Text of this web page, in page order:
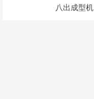
八出成型机